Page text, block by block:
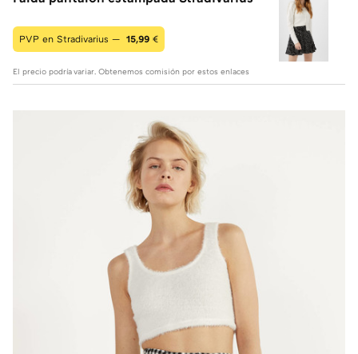
PVP en Stradivarius — 15,99 €
El precio podría variar. Obtenemos comisión por estos enlaces